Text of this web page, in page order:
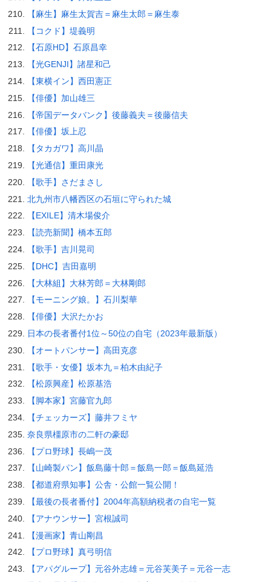
【麻生】麻生太賀吉＝麻生太郎＝麻生泰
【コクド】堤義明
【石原HD】石原昌幸
【光GENJI】諸星和己
【東横イン】西田憲正
【俳優】加山雄三
【帝国データバンク】後藤義夫＝後藤信夫
【俳優】坂上忍
【タカガワ】高川晶
【光通信】重田康光
【歌手】さだまさし
北九州市八幡西区の石垣に守られた城
【EXILE】清木場俊介
【読売新聞】橋本五郎
【歌手】吉川晃司
【DHC】吉田嘉明
【大林組】大林芳郎＝大林剛郎
【モーニング娘。】石川梨華
【俳優】大沢たかお
日本の長者番付1位～50位の自宅（2023年最新版）
【オートパンサー】高田克彦
【歌手・女優】坂本九＝柏木由紀子
【松原興産】松原基浩
【脚本家】宮藤官九郎
【チェッカーズ】藤井フミヤ
奈良県橿原市の二軒の豪邸
【プロ野球】長嶋一茂
【山崎製パン】飯島藤十郎＝飯島一郎＝飯島延浩
【都道府県知事】公舎・公館一覧公開！
【最後の長者番付】2004年高額納税者の自宅一覧
【アナウンサー】宮根誠司
【漫画家】青山剛昌
【プロ野球】真弓明信
【アパグループ】元谷外志雄＝元谷芙美子＝元谷一志